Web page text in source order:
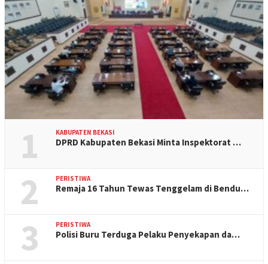
1 KABUPATEN BEKASI
DPRD Kabupaten Bekasi Minta Inspektorat …
2 PERISTIWA
Remaja 16 Tahun Tewas Tenggelam di Bendu…
3 PERISTIWA
Polisi Buru Terduga Pelaku Penyekapan da…